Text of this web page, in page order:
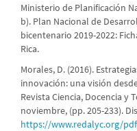
Ministerio de Planificación
b). Plan Nacional de
bicentenario 2019-2022:
Rica.
Morales, D. (2016).
innovación: una visión
Revista Ciencia, Docencia y
noviembre, (pp. 205-233).
https://www.redalyc.org/